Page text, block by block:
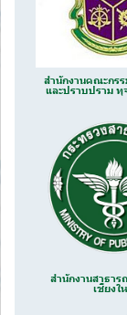
สำนักงานคณะกร
และปราบปราม
สำนักงานสาธา
เชียงใ